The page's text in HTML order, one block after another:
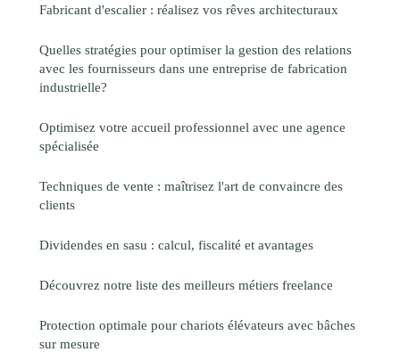
Fabricant d'escalier : réalisez vos rêves architecturaux
Quelles stratégies pour optimiser la gestion des relations
avec les fournisseurs dans une entreprise de fabrication
industrielle?
Optimisez votre accueil professionnel avec une agence
spécialisée
Techniques de vente : maîtrisez l'art de convaincre des
clients
Dividendes en sasu : calcul, fiscalité et avantages
Découvrez notre liste des meilleurs métiers freelance
Protection optimale pour chariots élévateurs avec bâches
sur mesure